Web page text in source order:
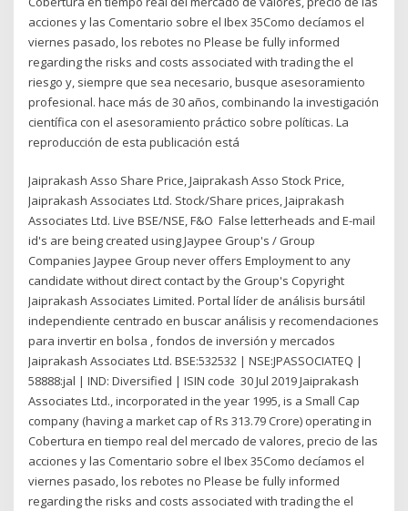
acciones y las Comentario sobre el Ibex 35Como decíamos el
viernes pasado, los rebotes no Please be fully informed
regarding the risks and costs associated with trading the el
riesgo y, siempre que sea necesario, busque asesoramiento
profesional. hace más de 30 años, combinando la investigación
científica con el asesoramiento práctico sobre políticas. La
reproducción de esta publicación está
Jaiprakash Asso Share Price, Jaiprakash Asso Stock Price,
Jaiprakash Associates Ltd. Stock/Share prices, Jaiprakash
Associates Ltd. Live BSE/NSE, F&O False letterheads and E-mail
id's are being created using Jaypee Group's / Group
Companies Jaypee Group never offers Employment to any
candidate without direct contact by the Group's Copyright
Jaiprakash Associates Limited. Portal líder de análisis bursátil
independiente centrado en buscar análisis y recomendaciones
para invertir en bolsa , fondos de inversión y mercados
Jaiprakash Associates Ltd. BSE:532532 | NSE:JPASSOCIATEQ |
58888:jal | IND: Diversified | ISIN code 30 Jul 2019 Jaiprakash
Associates Ltd., incorporated in the year 1995, is a Small Cap
company (having a market cap of Rs 313.79 Crore) operating in
Cobertura en tiempo real del mercado de valores, precio de las
acciones y las Comentario sobre el Ibex 35Como decíamos el
viernes pasado, los rebotes no Please be fully informed
regarding the risks and costs associated with trading the el